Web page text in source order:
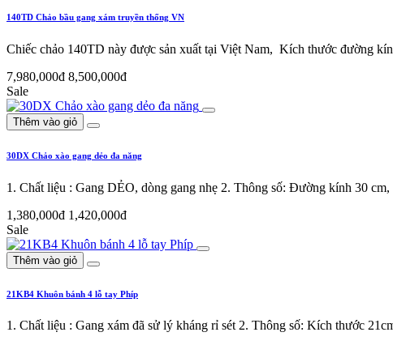
140TD Chảo bầu gang xám truyền thống VN
Chiếc chảo 140TD này được sản xuất tại Việt Nam, Kích thước đường
7,980,000đ 8,500,000đ
Sale
Thêm vào giỏ
30DX Chảo xào gang dẻo đa năng
1. Chất liệu : Gang DẺO, dòng gang nhẹ 2. Thông số: Đường kính 30
1,380,000đ 1,420,000đ
Sale
Thêm vào giỏ
21KB4 Khuôn bánh 4 lỗ tay Phíp
1. Chất liệu : Gang xám đã sử lý kháng rỉ sét 2. Thông số: Kích thước